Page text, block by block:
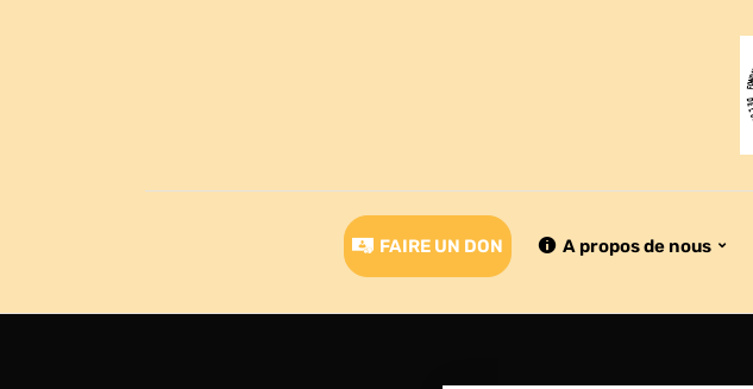
FAIRE UN DON A propos de nous